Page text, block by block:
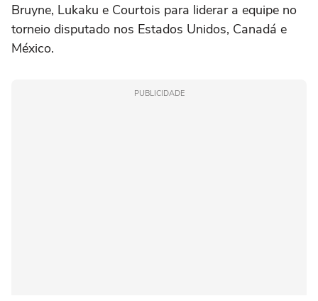
Bruyne, Lukaku e Courtois para liderar a equipe no
torneio disputado nos Estados Unidos, Canadá e
México.
PUBLICIDADE